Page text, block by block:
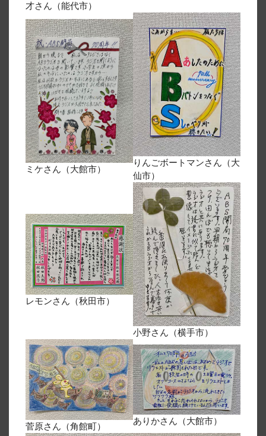
才さん（能代市）
ミケさん（大館市）
りんごボートマンさん（大
仙市）
レモンさん（秋田市）
小野さん（横手市）
菅原さん（角館町）
ありかさん（大館市）